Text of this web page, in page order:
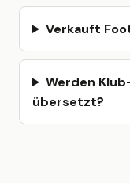
Verkauft
Werden
übersetzt?